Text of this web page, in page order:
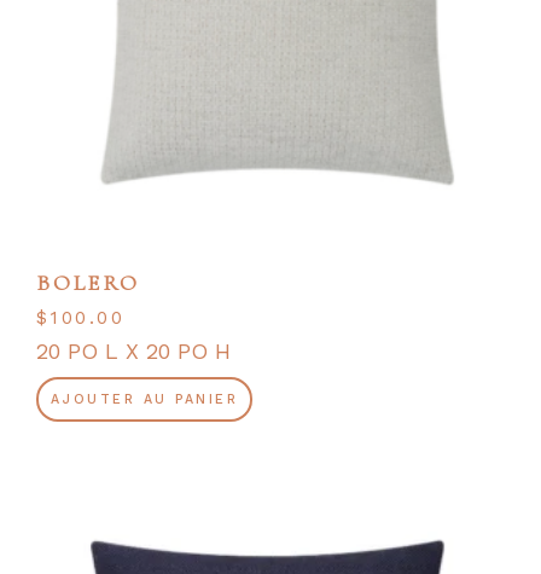
BOLERO
$100.00
20 PO L X 20 PO H
AJOUTER AU PANIER